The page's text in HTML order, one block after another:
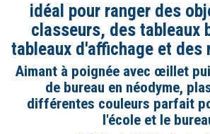
idéal pour ranger des
classeurs, des tableaux
tableaux d'affichage et
Aimant à poignée avec œillet
de bureau en néodyme,
différentes couleurs parfait
l'école et le